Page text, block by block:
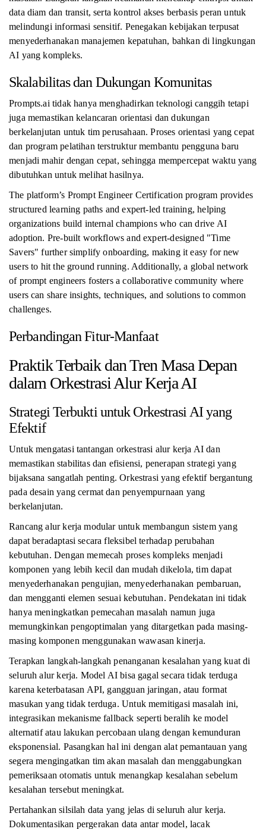
data diam dan transit, serta kontrol akses berbasis peran untuk
melindungi informasi sensitif. Penegakan kebijakan terpusat
menyederhanakan manajemen kepatuhan, bahkan di lingkungan
AI yang kompleks.
Skalabilitas dan Dukungan Komunitas
Prompts.ai tidak hanya menghadirkan teknologi canggih tetapi
juga memastikan kelancaran orientasi dan dukungan
berkelanjutan untuk tim perusahaan. Proses orientasi yang cepat
dan program pelatihan terstruktur membantu pengguna baru
menjadi mahir dengan cepat, sehingga mempercepat waktu yang
dibutuhkan untuk melihat hasilnya.
The platform’s Prompt Engineer Certification program provides
structured learning paths and expert-led training, helping
organizations build internal champions who can drive AI
adoption. Pre-built workflows and expert-designed "Time
Savers" further simplify onboarding, making it easy for new
users to hit the ground running. Additionally, a global network
of prompt engineers fosters a collaborative community where
users can share insights, techniques, and solutions to common
challenges.
Perbandingan Fitur-Manfaat
Praktik Terbaik dan Tren Masa Depan
dalam Orkestrasi Alur Kerja AI
Strategi Terbukti untuk Orkestrasi AI yang
Efektif
Untuk mengatasi tantangan orkestrasi alur kerja AI dan
memastikan stabilitas dan efisiensi, penerapan strategi yang
bijaksana sangatlah penting. Orkestrasi yang efektif bergantung
pada desain yang cermat dan penyempurnaan yang
berkelanjutan.
Rancang alur kerja modular untuk membangun sistem yang
dapat beradaptasi secara fleksibel terhadap perubahan
kebutuhan. Dengan memecah proses kompleks menjadi
komponen yang lebih kecil dan mudah dikelola, tim dapat
menyederhanakan pengujian, menyederhanakan pembaruan,
dan mengganti elemen sesuai kebutuhan. Pendekatan ini tidak
hanya meningkatkan pemecahan masalah namun juga
memungkinkan pengoptimalan yang ditargetkan pada masing-
masing komponen menggunakan wawasan kinerja.
Terapkan langkah-langkah penanganan kesalahan yang kuat di
seluruh alur kerja. Model AI bisa gagal secara tidak terduga
karena keterbatasan API, gangguan jaringan, atau format
masukan yang tidak terduga. Untuk memitigasi masalah ini,
integrasikan mekanisme fallback seperti beralih ke model
alternatif atau lakukan percobaan ulang dengan kemunduran
eksponensial. Pasangkan hal ini dengan alat pemantauan yang
segera mengingatkan tim akan masalah dan menggabungkan
pemeriksaan otomatis untuk menangkap kesalahan sebelum
kesalahan tersebut meningkat.
Pertahankan silsilah data yang jelas di seluruh alur kerja.
Dokumentasikan pergerakan data antar model, lacak